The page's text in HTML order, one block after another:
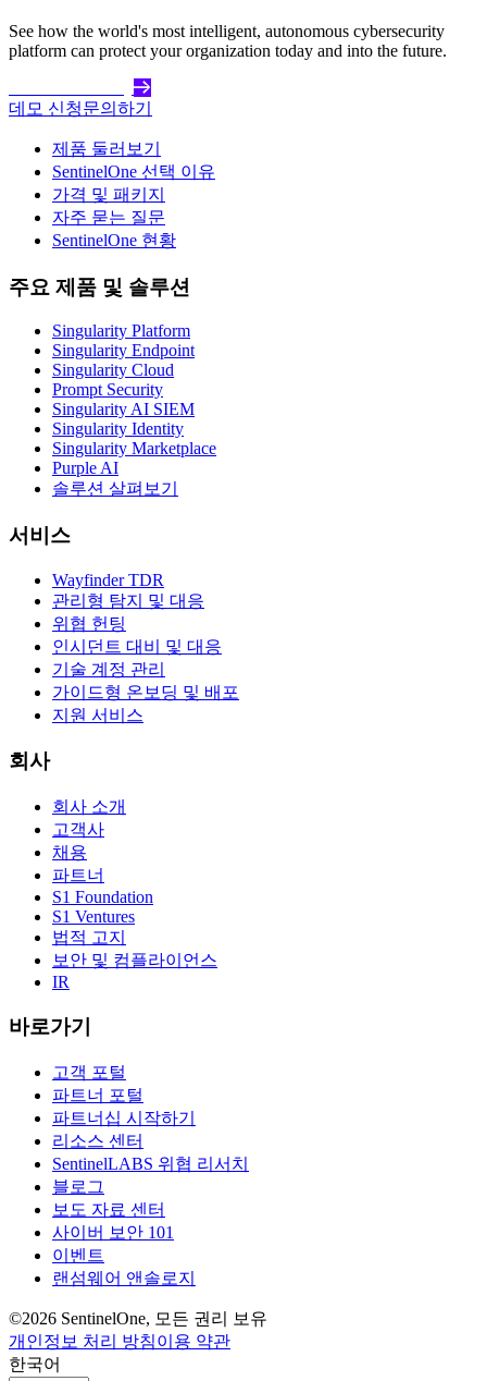
See how the world's most intelligent, autonomous cybersecurity
platform can protect your organization today and into the future.
데모 신청문의하기
제품 둘러보기
SentinelOne 선택 이유
가격 및 패키지
자주 묻는 질문
SentinelOne 현황
주요 제품 및 솔루션
Singularity Platform
Singularity Endpoint
Singularity Cloud
Prompt Security
Singularity AI SIEM
Singularity Identity
Singularity Marketplace
Purple AI
솔루션 살펴보기
서비스
Wayfinder TDR
관리형 탐지 및 대응
위협 헌팅
인시던트 대비 및 대응
기술 계정 관리
가이드형 온보딩 및 배포
지원 서비스
회사
회사 소개
고객사
채용
파트너
S1 Foundation
S1 Ventures
법적 고지
보안 및 컴플라이언스
IR
바로가기
고객 포털
파트너 포털
파트너십 시작하기
리소스 센터
SentinelLABS 위협 리서치
블로그
보도 자료 센터
사이버 보안 101
이벤트
랜섬웨어 앤솔로지
©2026 SentinelOne, 모든 권리 보유
개인정보 처리 방침이용 약관
한국어